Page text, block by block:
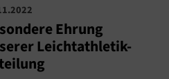
Ehrung
Leichtathletik-